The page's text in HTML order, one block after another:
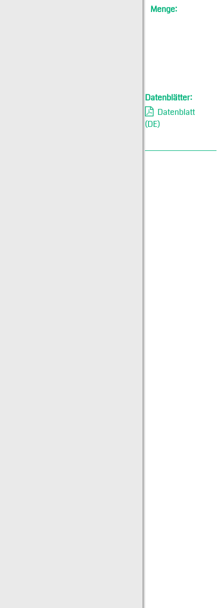
Menge:
Datenblätter:
Datenblatt
(DE)